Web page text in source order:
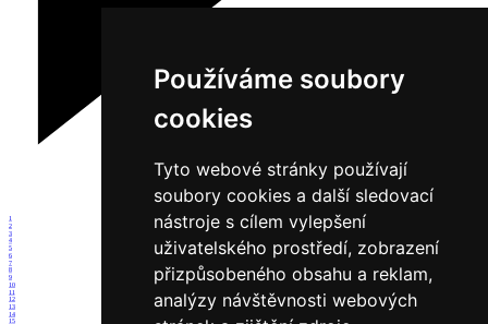
Používáme soubory
cookies
Tyto webové stránky používají
soubory cookies a další sledovací
nástroje s cílem vylepšení
uživatelského prostředí, zobrazení
přizpůsobeného obsahu a reklam,
analýzy návštěvnosti webových
1
2
3
4
5
6
7
8
9
10
11
12
13
14
15